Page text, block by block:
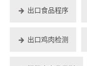
出口食品程序
出口鸡肉检测